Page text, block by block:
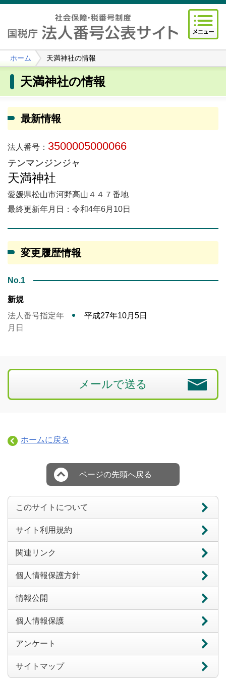
ホーム 天満神社の情報
天満神社の情報
最新情報
法人番号： 3500005000066
テンマンジンジャ
天満神社
愛媛県松山市河野高山４４７番地
最終更新年月日：令和4年6月10日
変更履歴情報
No.1
新規
法人番号指定年
月日
平成27年10月5日
メールで送る
ホームに戻る
ページの先頭へ戻る
このサイトについて
サイト利用規約
関連リンク
個人情報保護方針
情報公開
個人情報保護
アンケート
サイトマップ